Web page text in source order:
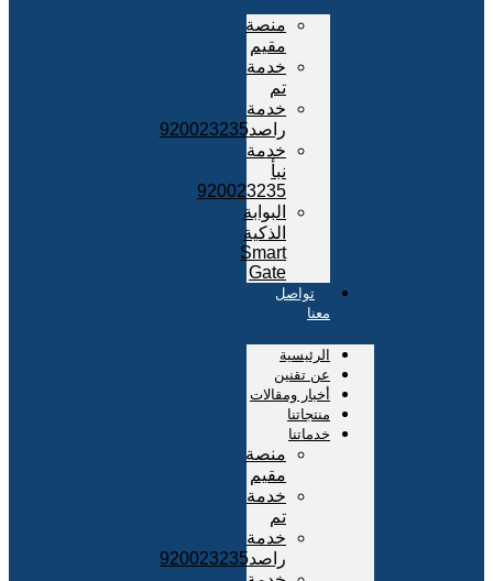
منصة
مقيم
خدمة
تم
خدمة
راصد920023235
خدمة
نبأ
920023235
البوابة
الذكية
Smart
Gate
تواصل
معنا
الرئيسية
عن تقنين
أخبار ومقالات
منتجاتنا
خدماتنا
منصة
مقيم
خدمة
تم
خدمة
راصد920023235